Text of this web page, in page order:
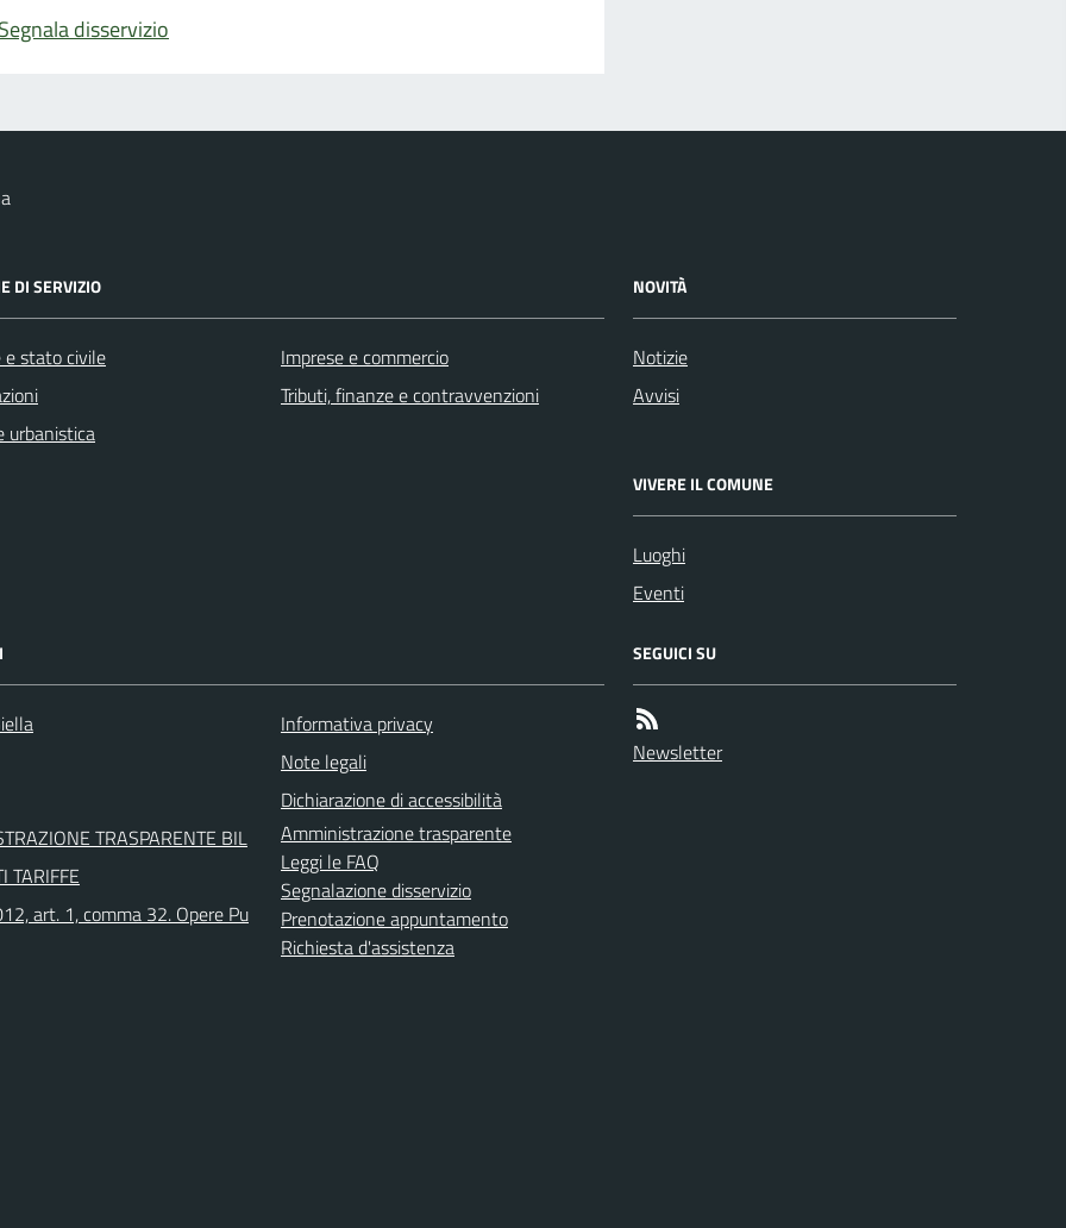
Segnala disservizio
DI SERVIZIO
e stato civile
urbanistica
Imprese e commercio
Tributi, finanze e contravvenzioni
NOVITÀ
Notizie
Avvisi
VIVERE IL COMUNE
Luoghi
Eventi
TRASPARENTE BIL
TARIFFE
art. 1, comma 32. Opere Pu
Informativa privacy
Note legali
Dichiarazione di accessibilità
Amministrazione trasparente
Leggi le FAQ
Segnalazione disservizio
Prenotazione appuntamento
Richiesta d'assistenza
SEGUICI SU
Newsletter